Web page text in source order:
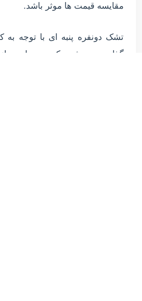
مقایسه قیمت ها موثر باشد.
تشک دونفره پنبه ای با توجه
گذاری می شود که در سایت